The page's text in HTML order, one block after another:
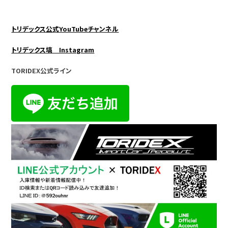
トリデックス公式YouTubeチャンネル
トリデックス塙 Instagram
TORIDEX公式ライン